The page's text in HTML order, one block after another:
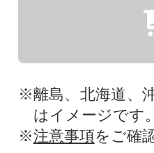
※離島、北海道、
はイメージです。
※注意事項をご確